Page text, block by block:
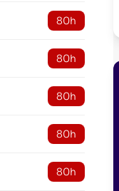
80h
80h
80h
80h
80h